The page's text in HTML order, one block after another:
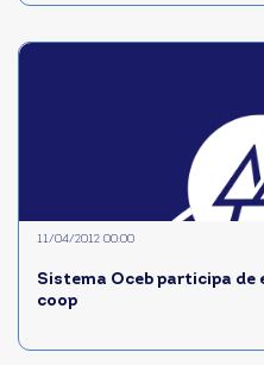
Sistema Oceb participa
coop
11/04/2012 00:00